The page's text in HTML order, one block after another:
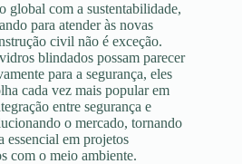
global com a sustentabilidade,
para atender às novas
civil não é exceção.
blindados possam parecer
para a segurança, eles
cada vez mais popular em
entre segurança e
o mercado, tornando
essencial em projetos
com o meio ambiente.